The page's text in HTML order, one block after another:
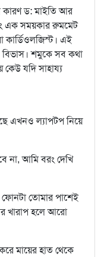
কারণ ড: মাইতি আর
এক সময়কার রুমমেট
কার্ডিওলজিস্ট। এই
শমুকে সব কথা
কেউ যদি সাহায্য
এখনও ল্যাপটপ নিয়ে
না, আমি বরং দেখি
তোমার পাশেই
খারাপ হলে আরো
মায়ের হাত থেকে